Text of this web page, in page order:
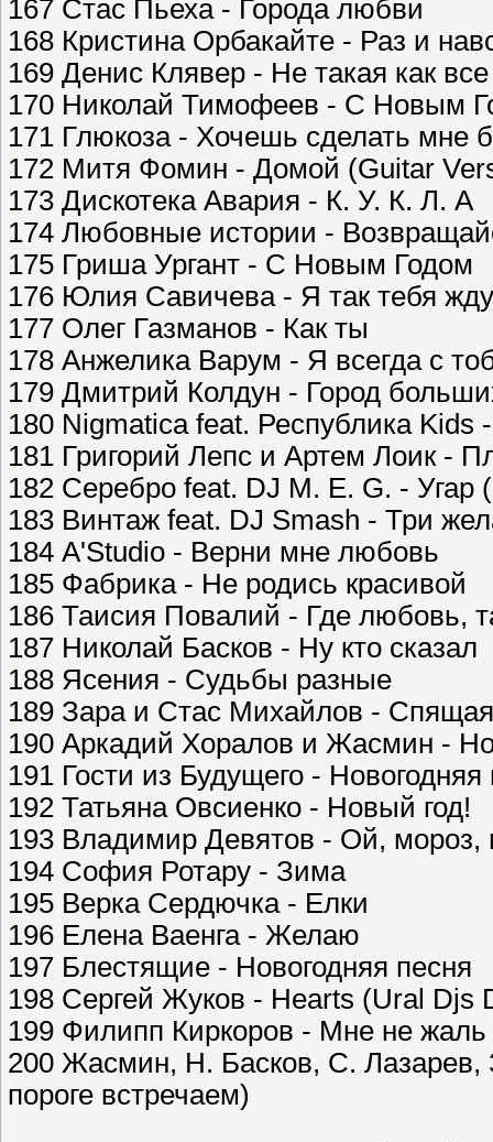
167 Стас Пьеха - Города любви
168 Кристина Орбакайте - Раз и
169 Денис Клявер - Не такая как все
170 Николай Тимофеев - С Новым
171 Глюкоза - Хочешь сделать мне
172 Митя Фомин - Домой (Guitar
173 Дискотека Авария - К. У. К. Л. А
174 Любовные истории -
175 Гриша Ургант - С Новым Годом
176 Юлия Савичева - Я так тебя жду
177 Олег Газманов - Как ты
178 Анжелика Варум - Я всегда с
179 Дмитрий Колдун - Город
180 Nigmatica feat. Республика Kids
181 Григорий Лепс и Артем Лоик -
182 Серебро feat. DJ M. E. G. - Угар
183 Винтаж feat. DJ Smash - Три
184 A'Studio - Верни мне любовь
185 Фабрика - Не родись красивой
186 Таисия Повалий - Где любовь,
187 Николай Басков - Ну кто сказал
188 Ясения - Судьбы разные
189 Зара и Стас Михайлов -
190 Аркадий Хоралов и Жасмин -
191 Гости из Будущего - Новогодняя
192 Татьяна Овсиенко - Новый год!
193 Владимир Девятов - Ой, мороз,
194 София Ротару - Зима
195 Верка Сердючка - Елки
196 Елена Ваенга - Желаю
197 Блестящие - Новогодняя песня
198 Сергей Жуков - Hearts (Ural Djs
199 Филипп Киркоров - Мне не жаль
200 Жасмин, Н. Басков, С. Лазарев,
пороге встречаем)